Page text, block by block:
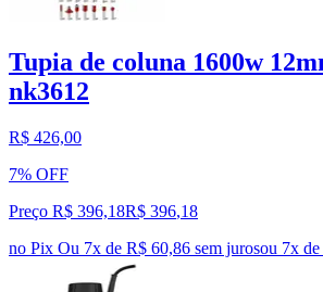
Tupia de coluna 1600w
nk3612
R$ 426,00
7% OFF
Preço R$ 396,18R$ 396,18
no Pix Ou 7x de R$ 60,86 sem jurosou 7x de